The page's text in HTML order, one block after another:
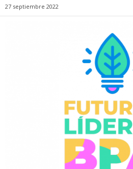
27 septiembre 2022